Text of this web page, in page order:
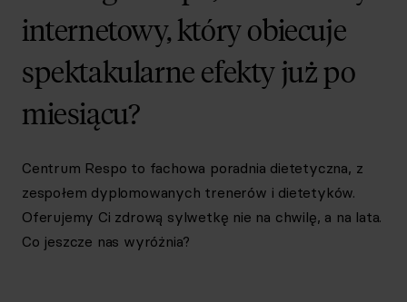
internetowy, który obiecuje
spektakularne efekty już po
miesiącu?
Centrum Respo to fachowa poradnia dietetyczna, z
zespołem dyplomowanych trenerów i dietetyków.
Oferujemy Ci zdrową sylwetkę nie na chwilę, a na lata.
Co jeszcze nas wyróżnia?